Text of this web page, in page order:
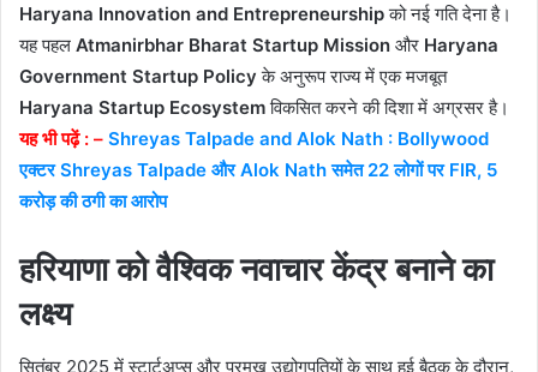
Haryana Innovation and Entrepreneurshipको नई गति देना है।
यह पहल Atmanirbhar Bharat Startup Mission और Haryana
Government Startup Policy के अनुरूप राज्य में एक मजबूत
Haryana Startup Ecosystemविकसित करने की दिशा में अग्रसर है।
यह भी पढ़ें : – Shreyas Talpade and Alok Nath : Bollywood
एक्टर Shreyas Talpade और Alok Nath समेत 22 लोगों पर FIR, 5
करोड़ की ठगी का आरोप
हरियाणा को वैश्विक नवाचार केंद्र बनाने का
लक्ष्य
सितंबर 2025 में स्टार्टअप्स और प्रमुख उद्योगपतियों के साथ हुई बैठक के दौरान,